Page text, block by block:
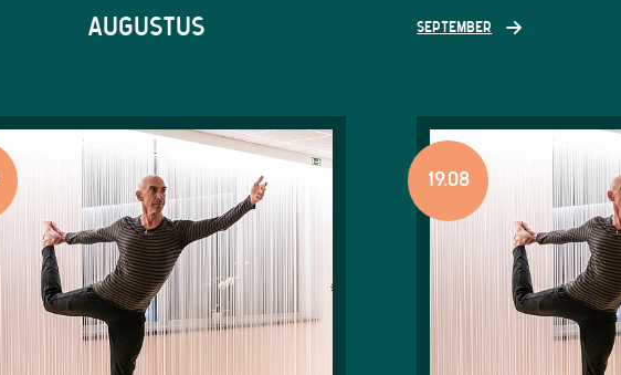
AUGUSTUS SEPTEMBER
19.08